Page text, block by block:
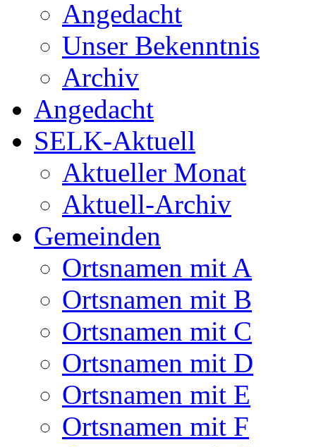
Angedacht
Unser Bekenntnis
Archiv
Angedacht
SELK-Aktuell
Aktueller Monat
Aktuell-Archiv
Gemeinden
Ortsnamen mit A
Ortsnamen mit B
Ortsnamen mit C
Ortsnamen mit D
Ortsnamen mit E
Ortsnamen mit F